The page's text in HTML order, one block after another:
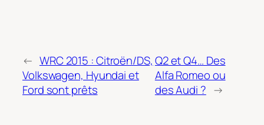
← WRC 2015 : Citroën/DS,
Volkswagen, Hyundai et
Ford sont prêts
Q2 et Q4… Des
Alfa Romeo ou
des Audi ? →